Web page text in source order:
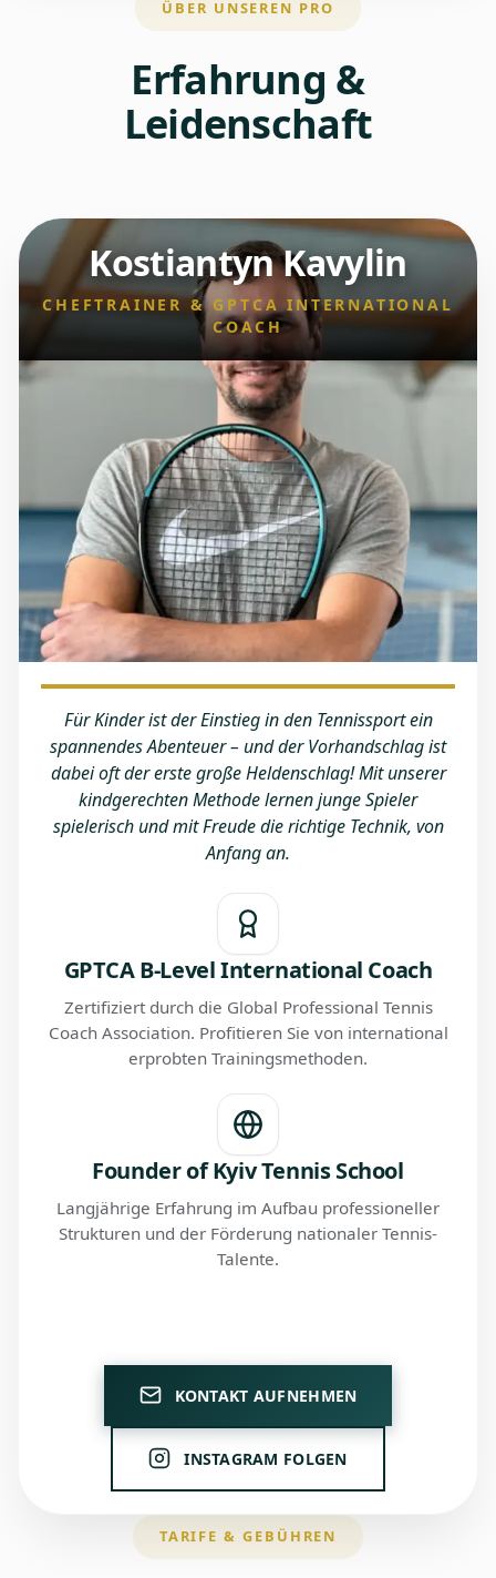
ÜBER UNSEREN PRO
Erfahrung &
Leidenschaft
Kostiantyn Kavylin
CHEFTRAINER & GPTCA INTERNATIONAL
COACH
Für Kinder ist der Einstieg in den Tennissport ein
spannendes Abenteuer – und der Vorhandschlag ist
dabei oft der erste große Heldenschlag! Mit unserer
kindgerechten Methode lernen junge Spieler
spielerisch und mit Freude die richtige Technik, von
Anfang an.
GPTCA B-Level International Coach
Zertifiziert durch die Global Professional Tennis
Coach Association. Profitieren Sie von international
erprobten Trainingsmethoden.
Founder of Kyiv Tennis School
Langjährige Erfahrung im Aufbau professioneller
Strukturen und der Förderung nationaler Tennis-
Talente.
KONTAKT AUFNEHMEN
INSTAGRAM FOLGEN
TARIFE & GEBÜHREN